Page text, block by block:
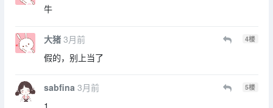
牛
大猪 3月前 4楼
假的，别上当了
sabfina 3月前 5楼